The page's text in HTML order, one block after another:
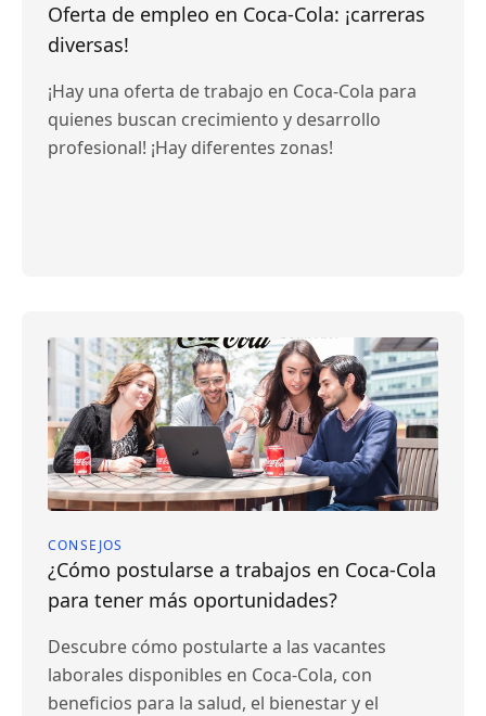
Oferta de empleo en Coca-Cola: ¡carreras
diversas!
¡Hay una oferta de trabajo en Coca-Cola para
quienes buscan crecimiento y desarrollo
profesional! ¡Hay diferentes zonas!
CONSEJOS
¿Cómo postularse a trabajos en Coca-Cola
para tener más oportunidades?
Descubre cómo postularte a las vacantes
laborales disponibles en Coca-Cola, con
beneficios para la salud, el bienestar y el